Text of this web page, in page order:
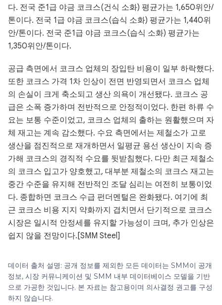
다. 전국 준1급 야금 코크스(건식 소화) 평균가는 1,650위안/
톤이다. 전국 1급 야금 코크스(습식 소화) 평균가는 1,440위
안/톤이다. 전국 준1급 야금 코크스(습식 소화) 평균가는
1,350위안/톤이다.
공급 측면에서 코크스 업체의 장입탄 비용이 일부 하락했다.
또한 코크스 가격 1차 인상이 전면 반영되면서 코크스 업체
의 손실이 크게 축소되고 생산 의욕이 개선됐다. 코크스 공
급은 소폭 증가하며 전반적으로 안정적이었다. 한편 하류 수
요는 보통 수준이었고, 코크스 업체의 출하는 원활했으며 자
체 재고는 계속 감소했다. 수요 측면에서는 제철소가 고로
생산을 점진적으로 재개하면서 일평균 용선 생산이 지속 증
가해 코크스의 경직적 수요를 뒷받침했다. 다만 최근 제철소
의 코크스 입고가 양호했고, 대부분 제철소의 코크스 재고는
중간 수준을 유지해 전반적인 조달 심리는 여전히 보통이었
다. 종합하면 코크스 수급 펀더멘털은 완화됐다. 여기에 최
근 코크스 비용 지지 약화까지 겹치면서 단기적으로 코크스
시장은 일시적 안정세를 유지할 가능성이 크며, 추가 인상은
쉽지 않을 전망이다.[SMM Steel]
데이터 출처 설명: 공개 정보를 제외한 모든 데이터는 SMM이 공개
정보, 시장 커뮤니케이션 및 SMM 내부 데이터베이스 모델을 기반
으로 가공한 것입니다. 본 자료는 참고용이며 의사결정 권고를 구성
하지 않습니다.